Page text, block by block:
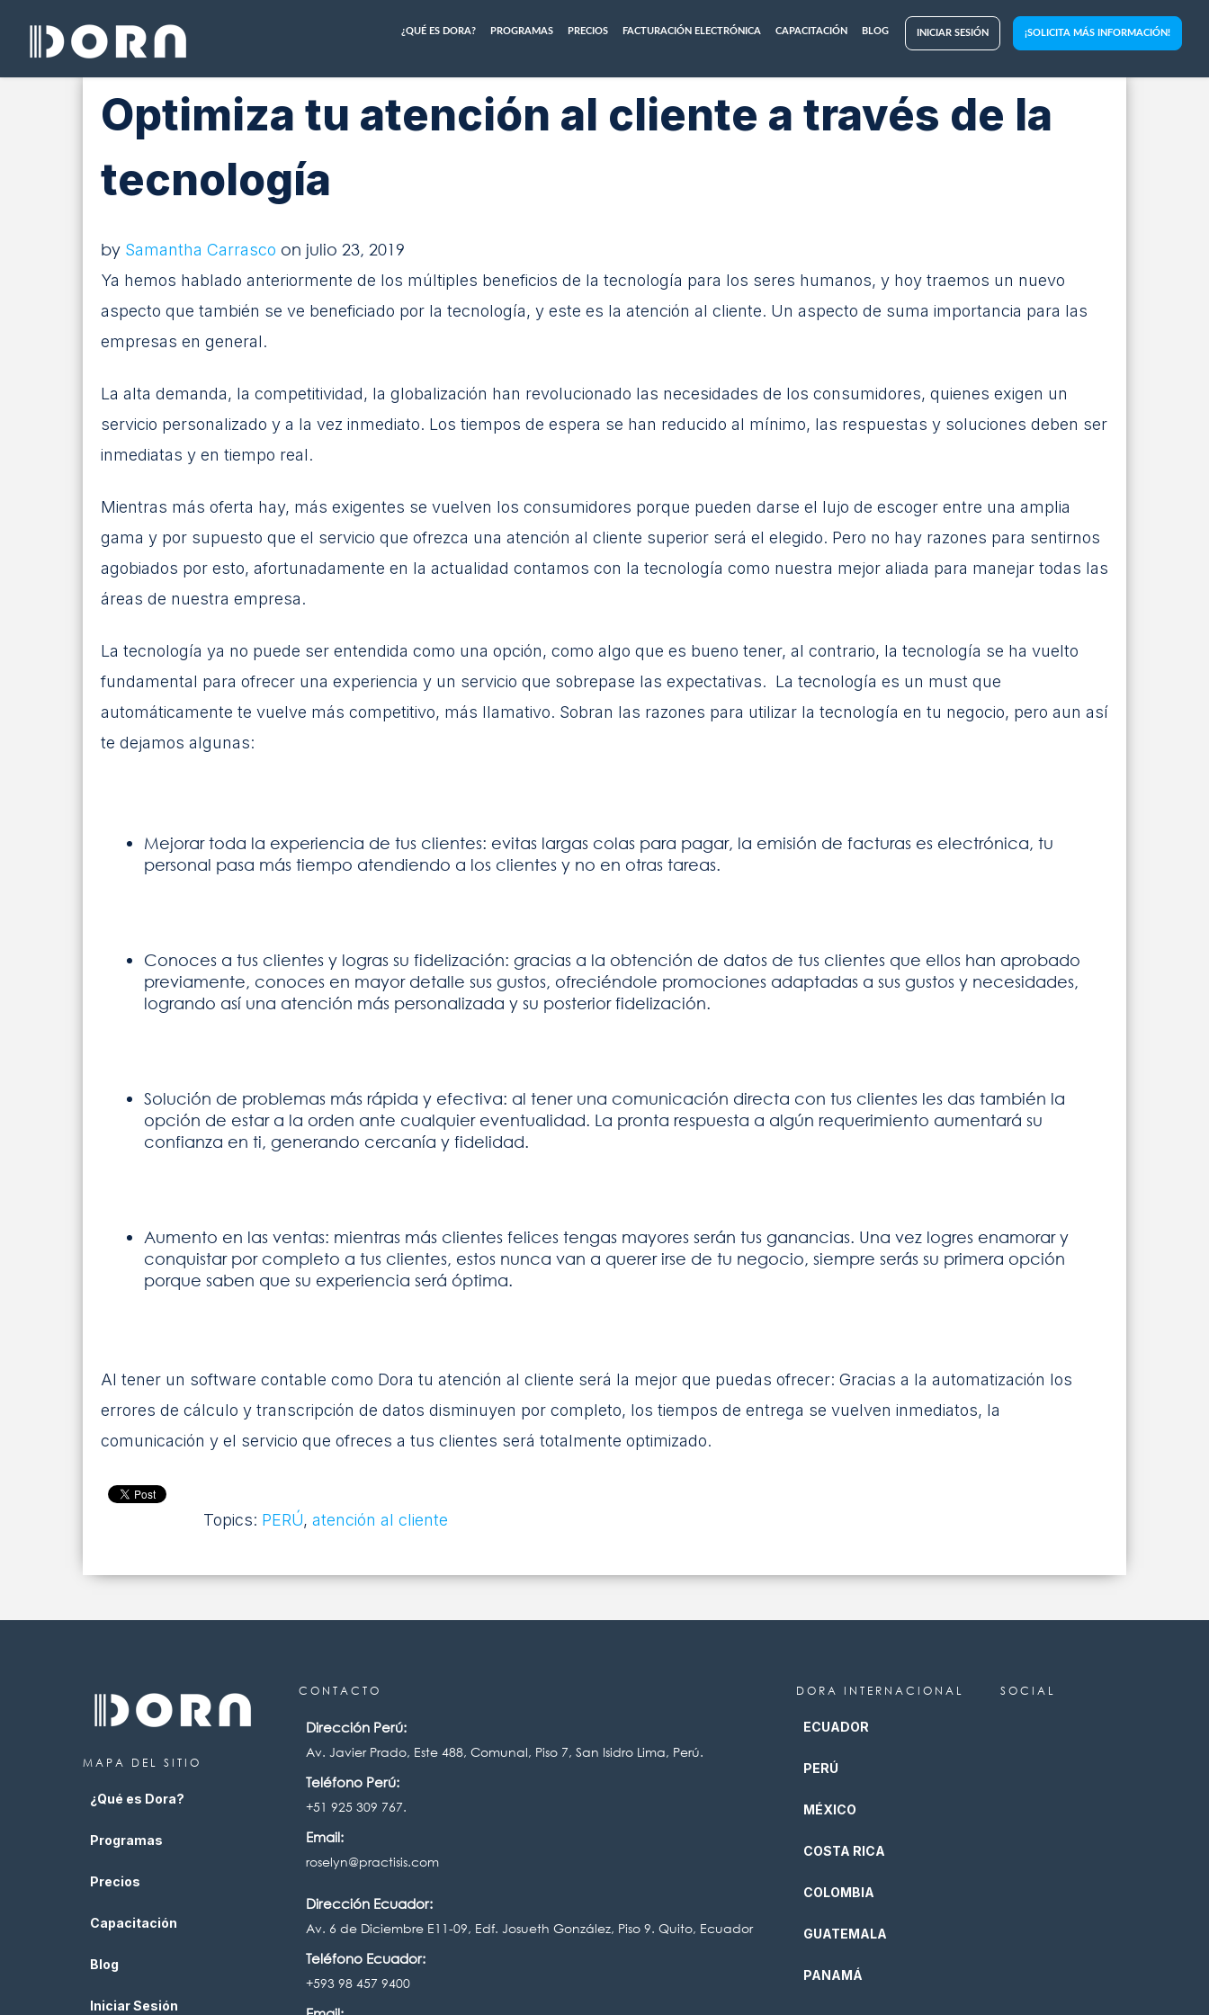
¿QUÉ ES DORA? PROGRAMAS PRECIOS FACTURACIÓN ELECTRÓNICA CAPACITACIÓN BLOG INICIAR SESIÓN ¡SOLICITA MÁS INFORMACIÓN!
Optimiza tu atención al cliente a través de la
tecnología
by Samantha Carrasco on julio 23, 2019
Ya hemos hablado anteriormente de los múltiples beneficios de la tecnología para los seres humanos, y hoy traemos un nuevo
aspecto que también se ve beneficiado por la tecnología, y este es la atención al cliente. Un aspecto de suma importancia para las
empresas en general.
La alta demanda, la competitividad, la globalización han revolucionado las necesidades de los consumidores, quienes exigen un
servicio personalizado y a la vez inmediato. Los tiempos de espera se han reducido al mínimo, las respuestas y soluciones deben ser
inmediatas y en tiempo real.
Mientras más oferta hay, más exigentes se vuelven los consumidores porque pueden darse el lujo de escoger entre una amplia
gama y por supuesto que el servicio que ofrezca una atención al cliente superior será el elegido. Pero no hay razones para sentirnos
agobiados por esto, afortunadamente en la actualidad contamos con la tecnología como nuestra mejor aliada para manejar todas las
áreas de nuestra empresa.
La tecnología ya no puede ser entendida como una opción, como algo que es bueno tener, al contrario, la tecnología se ha vuelto
fundamental para ofrecer una experiencia y un servicio que sobrepase las expectativas. La tecnología es un must que
automáticamente te vuelve más competitivo, más llamativo. Sobran las razones para utilizar la tecnología en tu negocio, pero aun así
te dejamos algunas:
Mejorar toda la experiencia de tus clientes: evitas largas colas para pagar, la emisión de facturas es electrónica, tu
personal pasa más tiempo atendiendo a los clientes y no en otras tareas.
Conoces a tus clientes y logras su fidelización: gracias a la obtención de datos de tus clientes que ellos han aprobado
previamente, conoces en mayor detalle sus gustos, ofreciéndole promociones adaptadas a sus gustos y necesidades,
logrando así una atención más personalizada y su posterior fidelización.
Solución de problemas más rápida y efectiva: al tener una comunicación directa con tus clientes les das también la
opción de estar a la orden ante cualquier eventualidad. La pronta respuesta a algún requerimiento aumentará su
confianza en ti, generando cercanía y fidelidad.
Aumento en las ventas: mientras más clientes felices tengas mayores serán tus ganancias. Una vez logres enamorar y
conquistar por completo a tus clientes, estos nunca van a querer irse de tu negocio, siempre serás su primera opción
porque saben que su experiencia será óptima.
Al tener un software contable como Dora tu atención al cliente será la mejor que puedas ofrecer: Gracias a la automatización los
errores de cálculo y transcripción de datos disminuyen por completo, los tiempos de entrega se vuelven inmediatos, la
comunicación y el servicio que ofreces a tus clientes será totalmente optimizado.
Topics: PERÚ, atención al cliente
MAPA DEL SITIO
¿Qué es Dora?
Programas
Precios
Capacitación
Blog
Iniciar Sesión
CONTACTO
Dirección Perú:
Av. Javier Prado, Este 488, Comunal, Piso 7, San Isidro Lima, Perú.
Teléfono Perú:
+51 925 309 767.
Email:
roselyn@practisis.com
Dirección Ecuador:
Av. 6 de Diciembre E11-09, Edf. Josueth González, Piso 9. Quito, Ecuador
Teléfono Ecuador:
+593 98 457 9400
DORA INTERNACIONAL
ECUADOR
PERÚ
MÉXICO
COSTA RICA
COLOMBIA
GUATEMALA
PANAMÁ
SOCIAL